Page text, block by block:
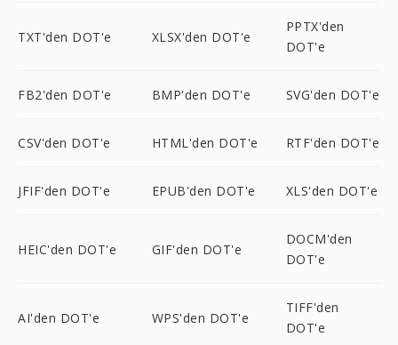
TXT'den DOT'e XLSX'den DOT'e
PPTX'den
DOT'e
FB2'den DOT'e BMP'den DOT'e SVG'den DOT'e
CSV'den DOT'e HTML'den DOT'e RTF'den DOT'e
JFIF'den DOT'e EPUB'den DOT'e XLS'den DOT'e
HEIC'den DOT'e GIF'den DOT'e
DOCM'den
DOT'e
AI'den DOT'e WPS'den DOT'e
TIFF'den
DOT'e